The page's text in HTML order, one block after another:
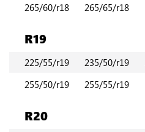
265/60/r18
265/65/r18
R19
225/55/r19 235/50/r19
255/50/r19
255/55/r19
R20